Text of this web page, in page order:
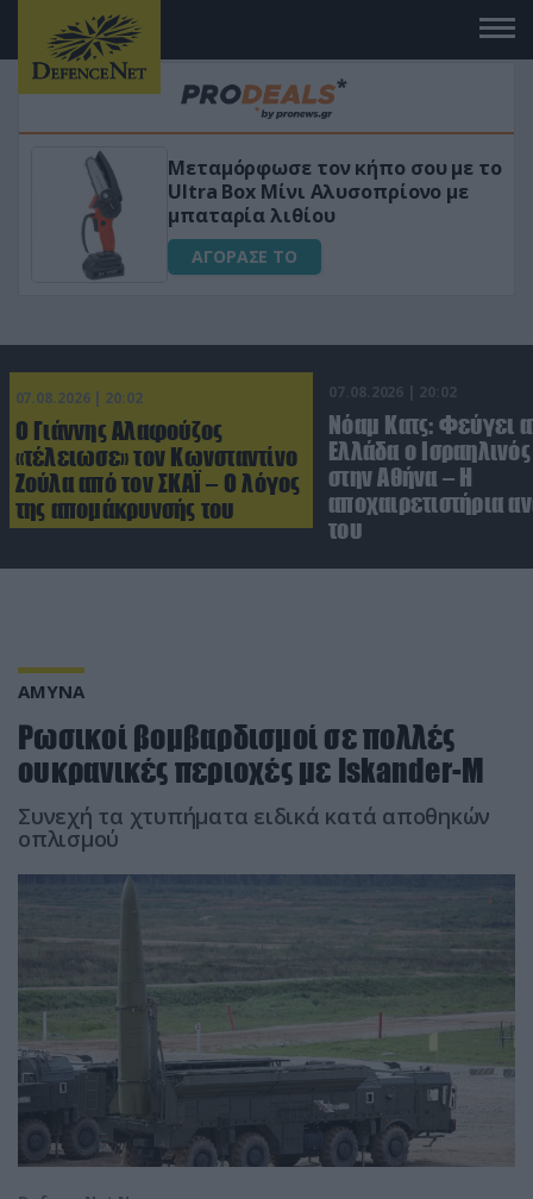
«Μαγική» φόρμουλα τριβόλι + VIP
για αύξηση της λίμπιντο
ΑΓΟΡΑΣΕ ΤΟ
07.08.2026 | 20:02
Ο Γιάννης Αλαφούζος
«τέλειωσε» τον Κωνσταντίνο
Ζούλα από τον ΣΚΑΪ – Ο λόγος
της απομάκρυνσής του
07.08.2026 | 20:02
Νόαμ Κατς: Φεύγει
Ελλάδα ο
στην Αθήνα – Η
αποχαιρετιστήρια
του
ΑΜΥΝΑ
Ρωσικοί βομβαρδισμοί σε πολλές
ουκρανικές περιοχές με Iskander-M
Συνεχή τα χτυπήματα ειδικά κατά αποθηκών
οπλισμού